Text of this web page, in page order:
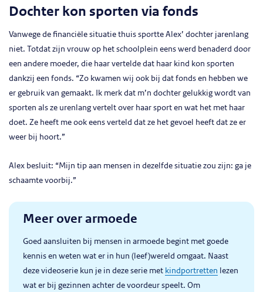
Dochter kon sporten via fonds
Vanwege de financiële situatie thuis sportte Alex’ dochter jarenlang
niet. Totdat zijn vrouw op het schoolplein eens werd benaderd door
een andere moeder, die haar vertelde dat haar kind kon sporten
dankzij een fonds. “Zo kwamen wij ook bij dat fonds en hebben we
er gebruik van gemaakt. Ik merk dat m’n dochter gelukkig wordt van
sporten als ze urenlang vertelt over haar sport en wat het met haar
doet. Ze heeft me ook eens verteld dat ze het gevoel heeft dat ze er
weer bij hoort.”
Alex besluit: “Mijn tip aan mensen in dezelfde situatie zou zijn: ga je
schaamte voorbij.”
Meer over armoede
Goed aansluiten bij mensen in armoede begint met goede
kennis en weten wat er in hun (leef)wereld omgaat. Naast
deze videoserie kun je in deze serie met kindportretten lezen
wat er bij gezinnen achter de voordeur speelt. Om